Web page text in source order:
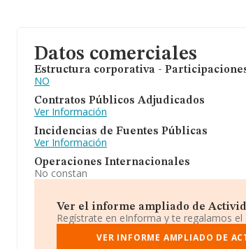
Datos comerciales
Estructura corporativa -
NO
Contratos Públicos Adjudicados
Ver Información
Incidencias de Fuentes Públicas
Ver Información
Operaciones Internacionales
No constan
Ver el informe ampliado de
Regístrate en eInforma y te regalamos
VER INFORME AMPLIADO DE